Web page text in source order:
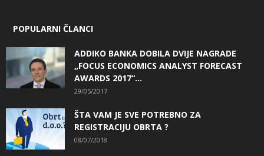
POPULARNI ČLANCI
ADDIKO BANKA DOBILA DVIJE NAGRADE
„FOCUS ECONOMICS ANALYST FORECAST
AWARDS 2017“...
29/05/2017
ŠTA VAM JE SVE POTREBNO ZA
REGISTRACIJU OBRTA ?
08/07/2018